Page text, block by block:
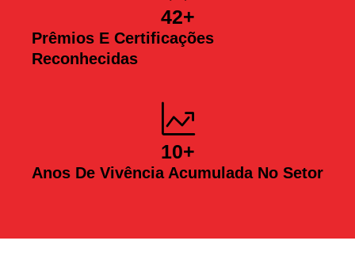
Prêmios E Certificações
Reconhecidas
42+
Anos De Vivência Acumulada No Setor
10+